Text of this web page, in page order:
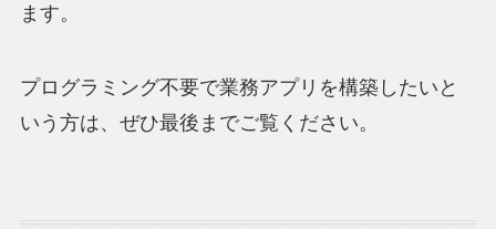
ます。
プログラミング不要で業務アプリを構築したいと
いう方は、ぜひ最後までご覧ください。